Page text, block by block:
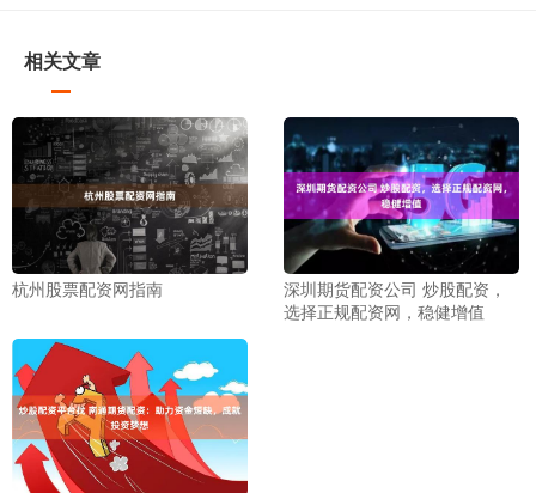
相关文章
杭州股票配资网指南
深圳期货配资公司 炒股配资，
选择正规配资网，稳健增值